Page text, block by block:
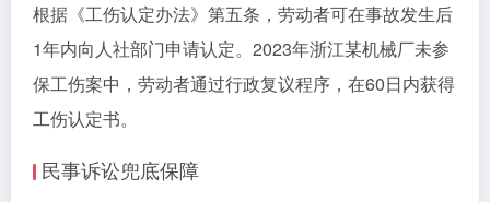
根据《工伤认定办法》第五条，劳动者可在事故发生后
1年内向人社部门申请认定。2023年浙江某机械厂未参
保工伤案中，劳动者通过行政复议程序，在60日内获得
工伤认定书。
民事诉讼兜底保障